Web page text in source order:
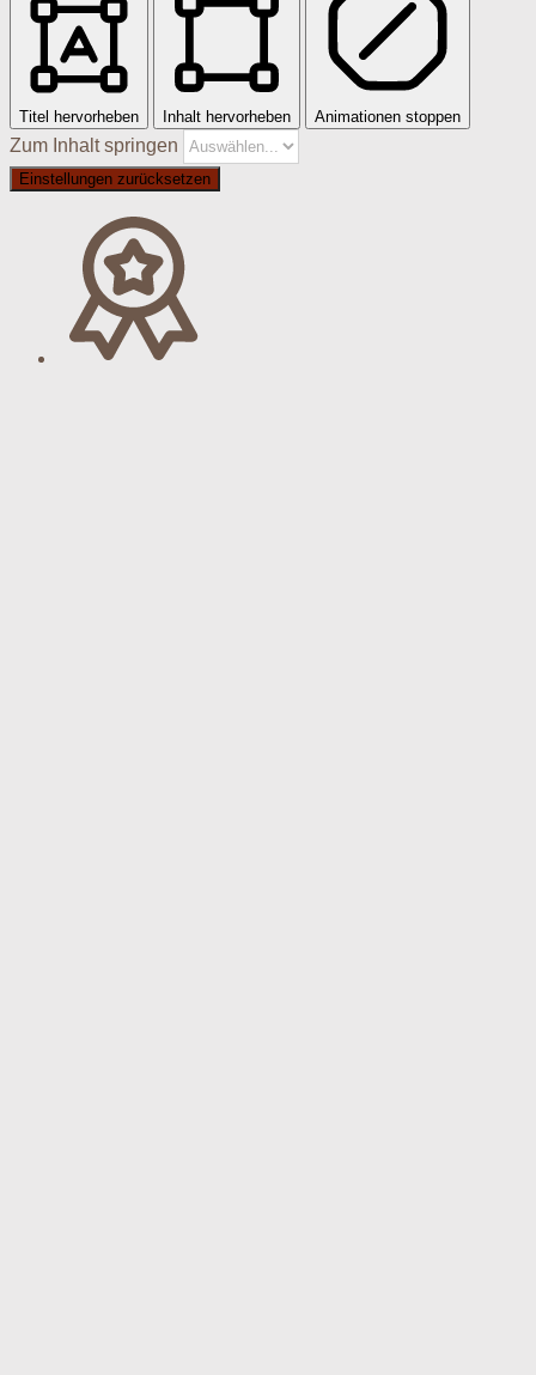
Titel hervorheben Inhalt hervorheben Animationen stoppen
Zum Inhalt springen
Einstellungen zurücksetzen